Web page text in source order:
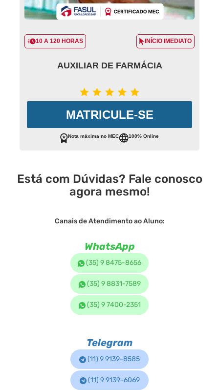
10 A 120 HORAS INÍCIO IMEDIATO
AUXILIAR DE FARMÁCIA
MATRICULE-SE
Nota máxima no MEC 100% Online
Está com Dúvidas? Fale conosco
agora mesmo!
Canais de Atendimento ao Aluno:
WhatsApp
(35) 9 8475-8656
(35) 9 8831-7589
(35) 9 7400-2351
Telegram
(11) 9 9139-8585
(11) 9 9139-6069